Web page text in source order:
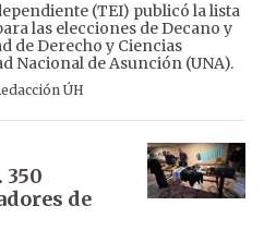
(TEI) publicó la lista
las elecciones de Decano y
de Derecho y Ciencias
Nacional de Asunción (UNA).
ÚH
350
de